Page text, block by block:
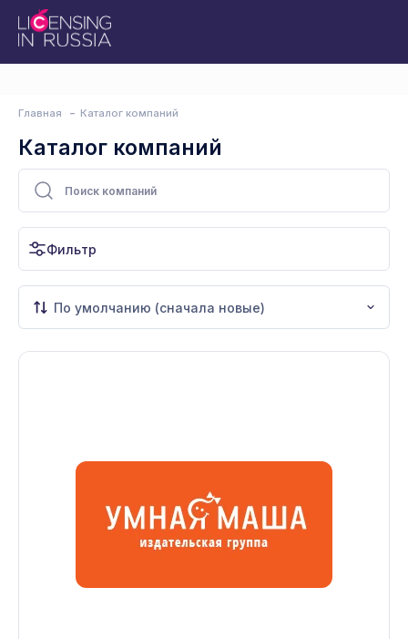
Главная Каталог компаний
Каталог компаний
Фильтр
По умолчанию (сначала новые)